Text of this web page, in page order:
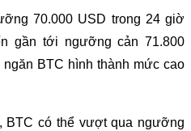
70.000 USD trong 24 giờ
gần tới ngưỡng cản 71.800
BTC hình thành mức cao
BTC có thể vượt qua ngưỡng